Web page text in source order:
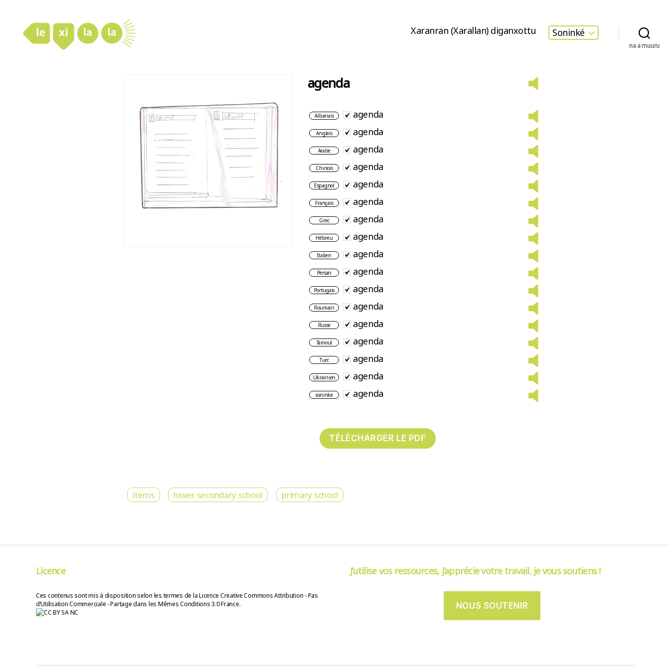
Xaranran (Xarallan) diganxottu Soninké
na a muuru
agenda
Albanais agenda
Anglais agenda
Arabe agenda
Chinois agenda
Espagnol agenda
Français agenda
Grec agenda
Hébreu agenda
Italien agenda
Persan agenda
Portugais agenda
Roumain agenda
Russe agenda
Tamoul agenda
Turc agenda
Ukrainien agenda
soninke agenda
items lower secondary school primary school
Licence
Ces contenus sont mis à disposition selon les termes de la Licence Creative Commons Attribution - Pas
d’Utilisation Commerciale - Partage dans les Mêmes Conditions 3.0 France.
J’utilise vos ressources, j’apprécie votre travail, je vous soutiens !
NOUS SOUTENIR